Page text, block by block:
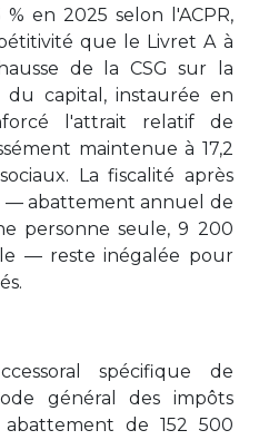
en 2025 selon l'ACPR,
que le Livret A à
de la CSG sur la
capital, instaurée en
l'attrait relatif de
maintenue à 17,2
La fiscalité après
— abattement annuel de
personne seule, 9 200
— reste inégalée pour
spécifique de
général des impôts
de 152 500